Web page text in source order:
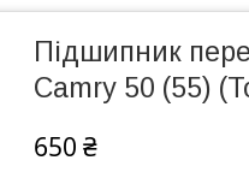
Підшипник
Camry 50 (55)
650 ₴